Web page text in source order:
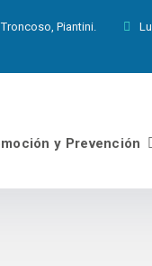
Piantini.
y Prevención